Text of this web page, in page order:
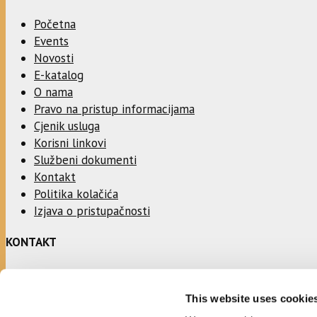
This website uses
Početna
Events
Novosti
E-katalog
O nama
Pravo na pristup informacijama
Cjenik usluga
Korisni linkovi
Službeni dokumenti
Kontakt
Politika kolačića
Izjava o pristupačnosti
KONTAKT